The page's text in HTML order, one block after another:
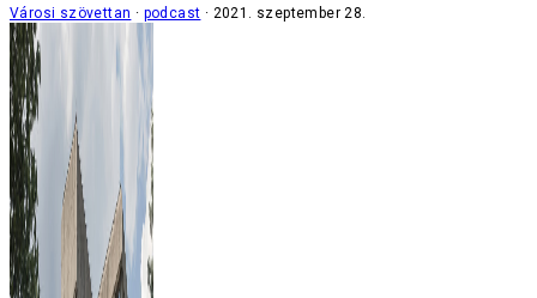
Városi szövettan podcast 2021. szeptember 28.